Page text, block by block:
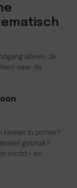
alleen. Je
naar de
kleiner in zomer?
gebruik?
in vocht- en